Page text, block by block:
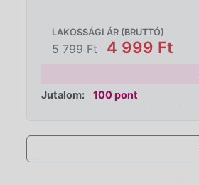
LAKOSSÁGI ÁR (BRUTTÓ)
5 799 Ft 4 999 Ft
Jutalom: 100 pont